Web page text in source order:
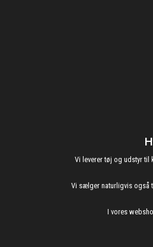
Vi leverer tøj og udstyr til
Vi sælger naturligvis også
I vores